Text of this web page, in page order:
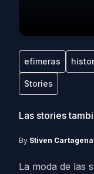
efimeras
Stories
Las stories
By Stiven Cartagena
La moda de las